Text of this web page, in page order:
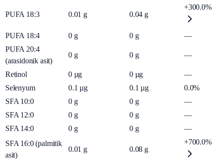
PUFA 18:3 0.01 g 0.04 g
+300.0%
PUFA 18:4 0 g 0 g
—
PUFA 20:4
(arasidonik asit)
0 g 0 g —
Retinol 0 µg 0 µg
—
Selenyum
0.1 µg 0.1 µg
0.0%
SFA 10:0
0 g 0 g
—
SFA 12:0
0 g 0 g
—
SFA 14:0
0 g 0 g
—
SFA 16:0 (palmitik
asit)
0.01 g 0.08 g
+700.0%